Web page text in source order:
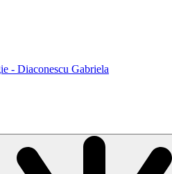
- Diaconescu Gabriela